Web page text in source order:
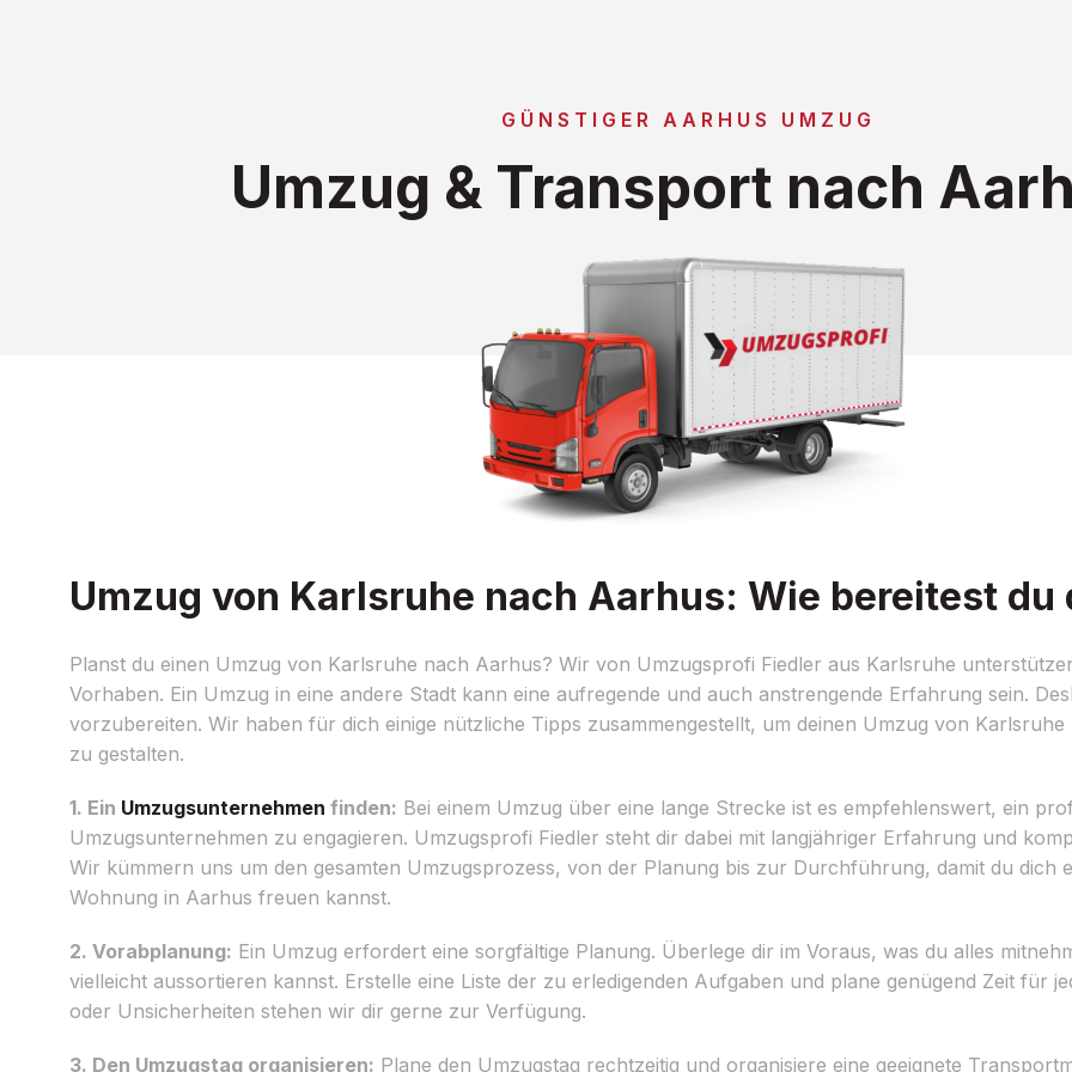
GÜNSTIGER AARHUS UMZUG
Umzug & Transport nach
Umzug von Karlsruhe nach Aarhus: Wie bereitest du
Planst du einen Umzug von Karlsruhe nach Aarhus? Wir von Umzugsprofi Fiedler aus Karlsruhe
Vorhaben. Ein Umzug in eine andere Stadt kann eine aufregende und auch anstrengende Erfahrung sein.
vorzubereiten. Wir haben für dich einige nützliche Tipps zusammengestellt, um deinen Umzug von
zu gestalten.
1. Ein Umzugsunternehmen finden: Bei einem Umzug über eine lange Strecke ist es empfehlenswert, ein
Umzugsunternehmen zu engagieren. Umzugsprofi Fiedler steht dir dabei mit langjähriger Erfahrung und
Wir kümmern uns um den gesamten Umzugsprozess, von der Planung bis zur Durchführung, damit du dich
Wohnung in Aarhus freuen kannst.
2. Vorabplanung: Ein Umzug erfordert eine sorgfältige Planung. Überlege dir im Voraus, was du alles
vielleicht aussortieren kannst. Erstelle eine Liste der zu erledigenden Aufgaben und plane genügend Zeit für
oder Unsicherheiten stehen wir dir gerne zur Verfügung.
3. Den Umzugstag organisieren: Plane den Umzugstag rechtzeitig und organisiere eine geeignete